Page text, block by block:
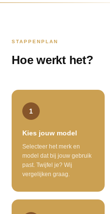
STAPPENPLAN
Hoe werkt het?
1
Kies jouw model
Selecteer het merk en
model dat bij jouw gebruik
past. Twijfel je? Wij
vergelijken graag.